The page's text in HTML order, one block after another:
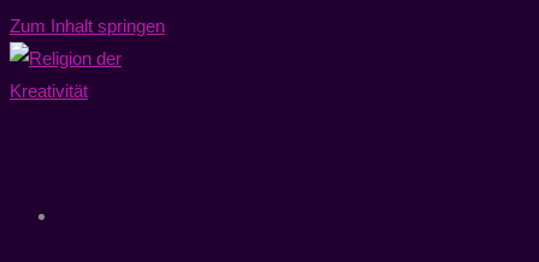
Zum Inhalt springen